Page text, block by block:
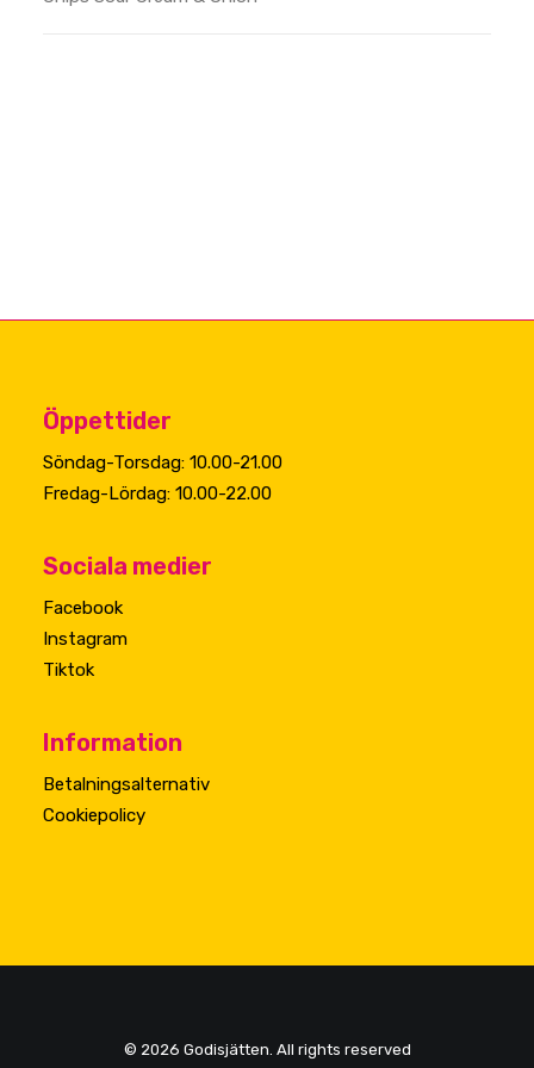
Öppettider
Söndag-Torsdag: 10.00-21.00
Fredag-Lördag: 10.00-22.00
Sociala medier
Facebook
Instagram
Tiktok
Information
Betalningsalternativ
Cookiepolicy
© 2026 Godisjätten. All rights reserved